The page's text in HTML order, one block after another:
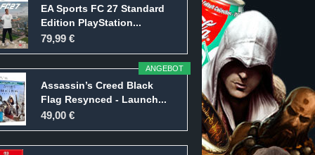
EA Sports FC 27 Standard
Edition PlayStation...
79,99 €
ANGEBOT
Assassin’s Creed Black
Flag Resynced - Launch...
49,00 €